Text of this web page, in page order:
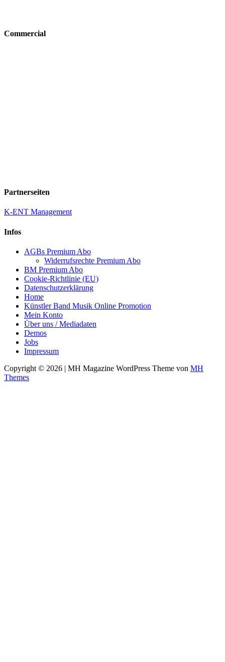
Commercial
Partnerseiten
K-ENT Management
Infos
AGBs Premium Abo
Widerrufsrechte Premium Abo
BM Premium Abo
Cookie-Richtlinie (EU)
Datenschutzerklärung
Home
Künstler Band Musik Online Promotion
Mein Konto
Über uns / Mediadaten
Demos
Jobs
Impressum
Copyright © 2026 | MH Magazine WordPress Theme von MH
Themes